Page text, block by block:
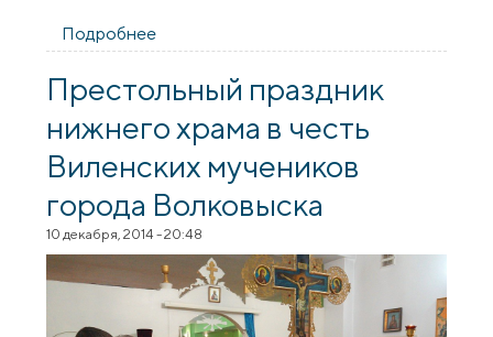
Подробнее
государственном колледже
Престольный праздник
нижнего храма в честь
Виленских мучеников
города Волковыска
10 декабря, 2014 - 20:48